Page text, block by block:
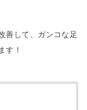
善して、ガンコな足
す！